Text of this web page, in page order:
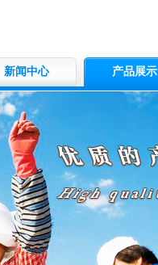
新闻中心 产品展示